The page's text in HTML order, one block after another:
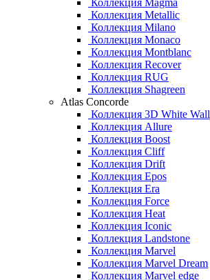
Коллекция Magma
Коллекция Metallic
Коллекция Milano
Коллекция Monaco
Коллекция Montblanc
Коллекция Recover
Коллекция RUG
Коллекция Shagreen
Atlas Concorde
Коллекция 3D White Wall
Коллекция Allure
Коллекция Boost
Коллекция Cliff
Коллекция Drift
Коллекция Epos
Коллекция Era
Коллекция Force
Коллекция Heat
Коллекция Iconic
Коллекция Landstone
Коллекция Marvel
Коллекция Marvel Dream
Коллекция Marvel edge